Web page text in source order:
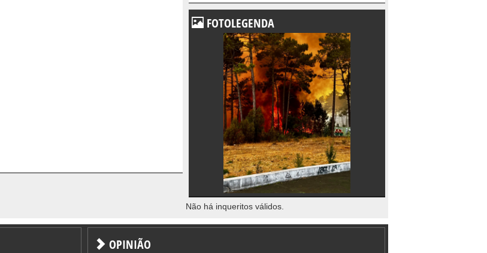
FOTOLEGENDA
Não há inqueritos válidos.
OPINIÃO